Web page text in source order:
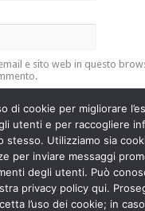
e sito web in questo
per ridurre lo spam.Scopri
commenti.
di cookie per migliorare
utenti e per raccogliere
stesso. Utilizziamo sia
per inviare messaggi
degli utenti. Può
privacy policy qui.
l’uso dei cookie; in